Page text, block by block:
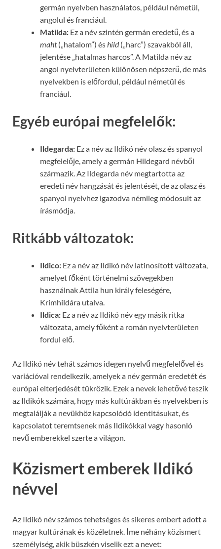
germán nyelvben használatos, például németül,
angolul és franciául.
Matilda: Ez a név szintén germán eredetű, és a
maht(„hatalom”) és hild(„harc”) szavakból áll,
jelentése „hatalmas harcos”. A Matilda név az
angol nyelvterületen különösen népszerű, de más
nyelvekben is előfordul, például németül és
franciául.
Egyéb európai megfelelők:
Ildegarda: Ez a név az Ildikó név olasz és spanyol
megfelelője, amely a germán Hildegard névből
származik. Az Ildegarda név megtartotta az
eredeti név hangzását és jelentését, de az olasz és
spanyol nyelvhez igazodva némileg módosult az
írásmódja.
Ritkább változatok:
Ildico: Ez a név az Ildikó név latinosított változata,
amelyet főként történelmi szövegekben
használnak Attila hun király feleségére,
Krimhildára utalva.
Ildica: Ez a név az Ildikó név egy másik ritka
változata, amely főként a román nyelvterületen
fordul elő.
Az Ildikó név tehát számos idegen nyelvű megfelelővel és
variációval rendelkezik, amelyek a név germán eredetét és
európai elterjedését tükrözik. Ezek a nevek lehetővé teszik
az Ildikók számára, hogy más kultúrákban és nyelvekben is
megtalálják a nevükhöz kapcsolódó identitásukat, és
kapcsolatot teremtsenek más Ildikókkal vagy hasonló
nevű emberekkel szerte a világon.
Közismert emberek Ildikó
névvel
Az Ildikó név számos tehetséges és sikeres embert adott a
magyar kultúrának és közéletnek. Íme néhány közismert
személyiség, akik büszkén viselik ezt a nevet: